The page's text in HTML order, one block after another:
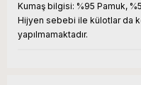
Kumaş bilgisi: %95 Pamuk,
Hijyen sebebi ile külotlar da
yapılmamaktadır.